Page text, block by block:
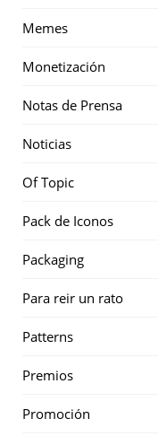
Memes
Monetización
Notas de Prensa
Noticias
Of Topic
Pack de Iconos
Packaging
Para reir un rato
Patterns
Premios
Promoción